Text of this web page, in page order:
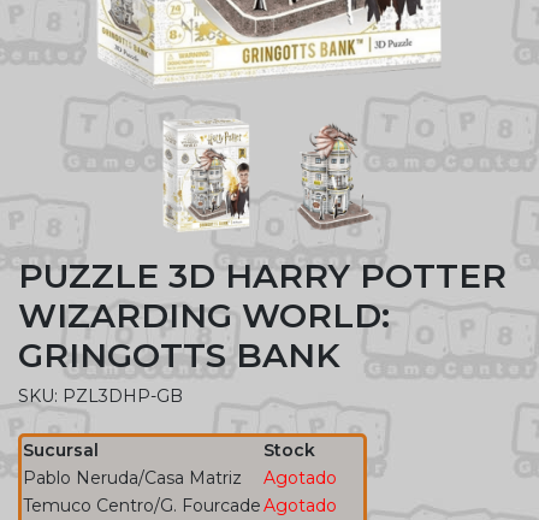
PUZZLE 3D HARRY POTTER
WIZARDING WORLD:
GRINGOTTS BANK
SKU: PZL3DHP-GB
Sucursal
Stock
Pablo Neruda/Casa Matriz
Agotado
Temuco Centro/G. FourcadeAgotado